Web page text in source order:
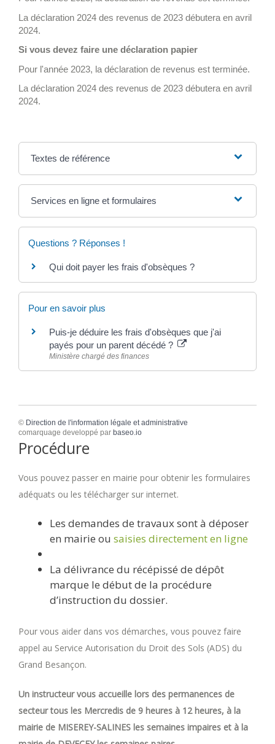
La déclaration 2024 des revenus de 2023 débutera en avril
2024.
Si vous devez faire une déclaration papier
Pour l'année 2023, la déclaration de revenus est terminée.
La déclaration 2024 des revenus de 2023 débutera en avril
2024.
Textes de référence
Services en ligne et formulaires
Questions ? Réponses !
Qui doit payer les frais d'obsèques ?
Pour en savoir plus
Puis-je déduire les frais d'obsèques que j'ai
payés pour un parent décédé ?
Ministère chargé des finances
© Direction de l'information légale et administrative
comarquage developpé par baseo.io
Procédure
Vous pouvez passer en mairie pour obtenir les formulaires
adéquats ou les télécharger sur internet.
Les demandes de travaux sont à déposer
en mairie ou saisies directement en ligne
La délivrance du récépissé de dépôt
marque le début de la procédure
d’instruction du dossier.
Pour vous aider dans vos démarches, vous pouvez faire
appel au Service Autorisation du Droit des Sols (ADS) du
Grand Besançon.
Un instructeur vous accueille lors des permanences de
secteur tous les Mercredis de 9 heures à 12 heures, à la
mairie de MISEREY-SALINES les semaines impaires et à la